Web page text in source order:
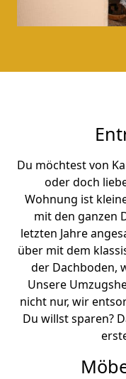
Du möchtest von
oder doch
Wohnung ist
mit den ganzen
letzten Jahre
über mit dem
der Dachboden,
Unsere
nicht nur, wir
Du willst sparen?